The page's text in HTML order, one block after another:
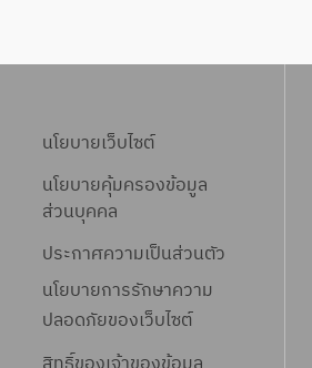
นโยบายเว็บไซต์
นโยบายคุ้มครองข้อมูล
ส่วนบุคคล
ประกาศความเป็นส่วนตัว
นโยบายการรักษาความ
ปลอดภัยของเว็บไซต์